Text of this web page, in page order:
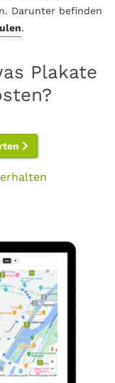
Darunter befinden
.
Plakate